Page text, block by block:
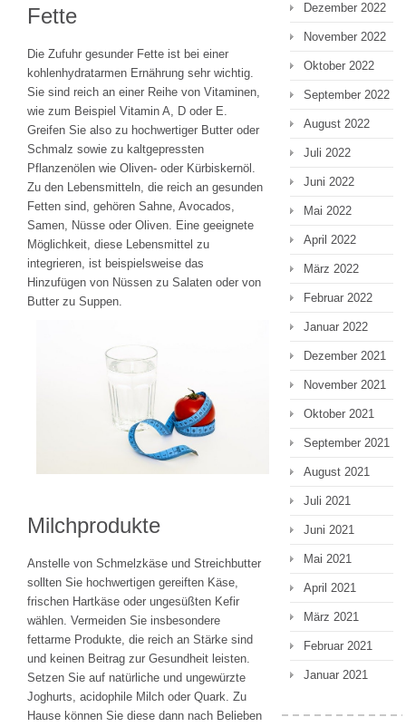
Fette
Die Zufuhr gesunder Fette ist bei einer
kohlenhydratarmen Ernährung sehr wichtig.
Sie sind reich an einer Reihe von Vitaminen,
wie zum Beispiel Vitamin A, D oder E.
Greifen Sie also zu hochwertiger Butter oder
Schmalz sowie zu kaltgepressten
Pflanzenölen wie Oliven- oder Kürbiskernöl.
Zu den Lebensmitteln, die reich an gesunden
Fetten sind, gehören Sahne, Avocados,
Samen, Nüsse oder Oliven. Eine geeignete
Möglichkeit, diese Lebensmittel zu
integrieren, ist beispielsweise das
Hinzufügen von Nüssen zu Salaten oder von
Butter zu Suppen.
Milchprodukte
Anstelle von Schmelzkäse und Streichbutter
sollten Sie hochwertigen gereiften Käse,
frischen Hartkäse oder ungesüßten Kefir
wählen. Vermeiden Sie insbesondere
fettarme Produkte, die reich an Stärke sind
und keinen Beitrag zur Gesundheit leisten.
Setzen Sie auf natürliche und ungewürzte
Joghurts, acidophile Milch oder Quark. Zu
Hause können Sie diese dann nach Belieben
Dezember 2022
November 2022
Oktober 2022
September 2022
August 2022
Juli 2022
Juni 2022
Mai 2022
April 2022
März 2022
Februar 2022
Januar 2022
Dezember 2021
November 2021
Oktober 2021
September 2021
August 2021
Juli 2021
Juni 2021
Mai 2021
April 2021
März 2021
Februar 2021
Januar 2021